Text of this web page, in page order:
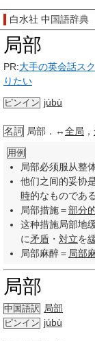
白水社 中国語辞典
局部
PR:大手の英会話ス
りたい
ピンイン júbù
名詞 局部．↔全局 ，
用例
局部必须服从整
他们之间的妥协
時的なものであ
局部措施＝部分
这种措施局部地
に矛盾 ・ 対立を
局部麻醉＝ 局部
局部
中国語訳 局部
ピンイン júbù